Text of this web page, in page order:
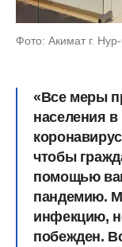
Фото: Акимат г.
«Все меры
населения
чтобы
помощью
пандемию.
инфекцию,
побежден.